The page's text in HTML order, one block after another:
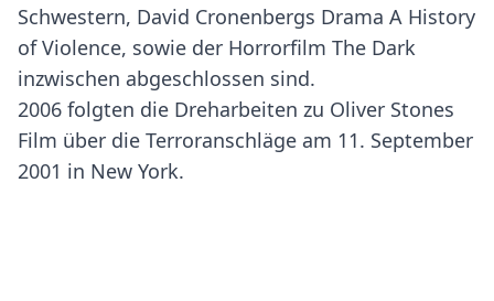
Schwestern, David Cronenbergs Drama A History
of Violence, sowie der Horrorfilm The Dark
inzwischen abgeschlossen sind.
2006 folgten die Dreharbeiten zu Oliver Stones
Film über die Terroranschläge am 11. September
2001 in New York.